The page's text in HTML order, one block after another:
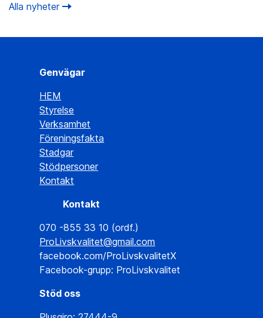
Alla nyheter
Genvägar
HEM
Styrelse
Verksamhet
Föreningsfakta
Stadgar
Stödpersoner
Kontakt
Kontakt
070 -855 33 10 (ordf.)
ProLivskvalitet@gmail.com
facebook.com/ProLivskvalitetX
Facebook-grupp: ProLivskvalitet
Stöd oss